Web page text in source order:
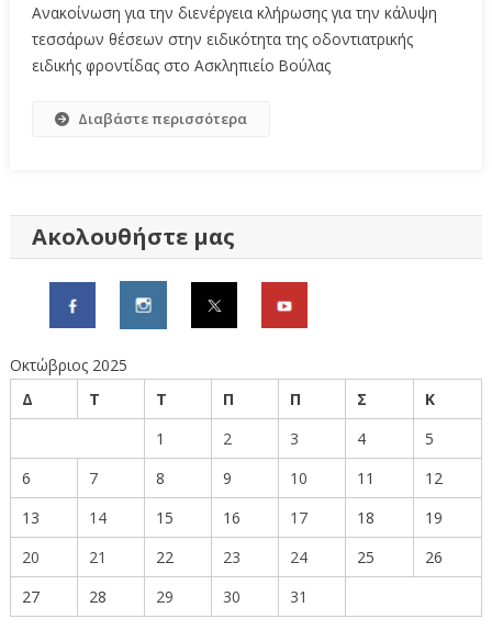
Ανακοίνωση για την διενέργεια κλήρωσης για την κάλυψη
τεσσάρων θέσεων στην ειδικότητα της οδοντιατρικής
ειδικής φροντίδας στο Aσκληπιείο Βούλας
Διαβάστε περισσότερα
Ακολουθήστε μας
Οκτώβριος 2025
Δ
Τ Τ Π Π Σ
Κ
1
2 3 4
5
6
7 8 9 10 11
12
13
14 15 16 17 18
19
20
21 22 23 24 25
26
27
28 29 30 31